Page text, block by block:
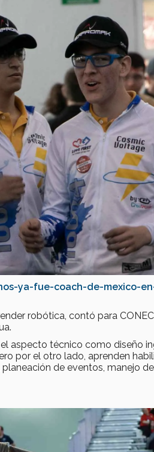
ya-fue-coach-de-mexico-
robótica, contó para
aspecto técnico como diseño
por el otro lado, aprenden
de eventos, manejo